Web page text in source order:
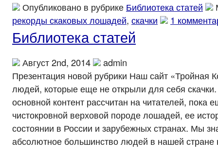
Опубликовано в рубрике Библиотека статей
рекорды скаковых лошадей, скачки 1
Библиотека статей
Август 2nd, 2014
admin
Презентация новой рубрики Наш сайт «Тройная
людей, которые еще не открыли для себя
основной контент рассчитан на читателей,
чистокровной верховой породе лошадей, ее
состоянии в России и зарубежных странах. Мы
абсолютное большинство людей в нашей стране